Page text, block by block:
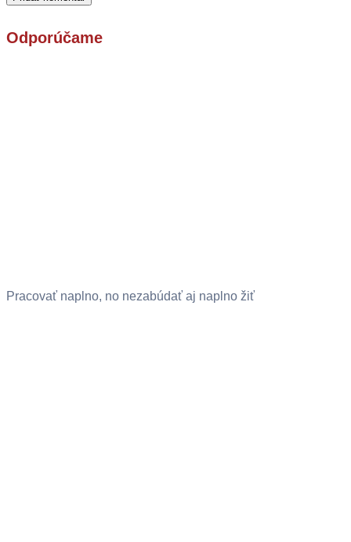
Odporúčame
Pracovať naplno, no nezabúdať aj naplno žiť